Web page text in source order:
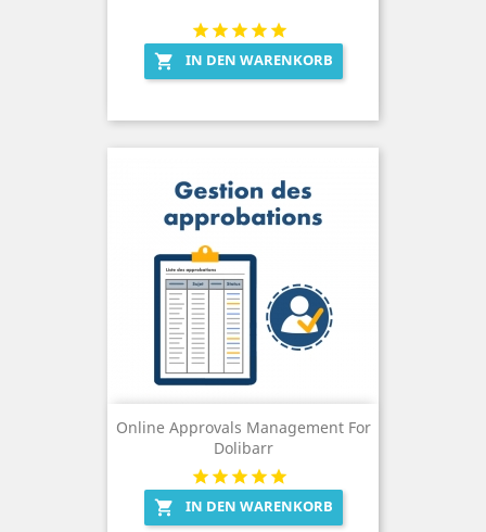
 IN DEN WARENKORB
Online Approvals Management For
Dolibarr
 IN DEN WARENKORB